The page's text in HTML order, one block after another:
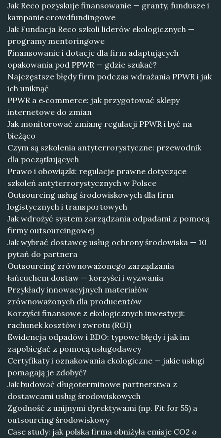
Jak Reco pozyskuje finansowanie — granty, fundusze i
kampanie crowdfundingowe
Jak Fundacja Reco szkoli liderów ekologicznych —
programy mentoringowe
Finansowanie i dotacje dla firm adaptujących
opakowania pod PPWR — gdzie szukać?
Najczęstsze błędy firm podczas wdrażania PPWR i jak
ich uniknąć
PPWR a e‑commerce: jak przygotować sklepy
internetowe do zmian
Jak monitorować zmianę regulacji PPWR i być na
bieżąco
Czym są szkolenia antyterrorystyczne: przewodnik
dla początkujących
Prawo i obowiązki: regulacje prawne dotyczące
szkoleń antyterrorystycznych w Polsce
Outsourcing usług środowiskowych dla firm
logistycznych i transportowych
Jak wdrożyć system zarządzania odpadami z pomocą
firmy outsourcingowej
Jak wybrać dostawcę usług ochrony środowiska — 10
pytań do partnera
Outsourcing zrównoważonego zarządzania
łańcuchem dostaw — korzyści i wyzwania
Przykłady innowacyjnych materiałów
zrównoważonych dla producentów
Korzyści finansowe z ekologicznych inwestycji:
rachunek kosztów i zwrotu (ROI)
Ewidencja odpadów i BDO: typowe błędy i jak im
zapobiegać z pomocą usługodawcy
Certyfikaty i oznakowania ekologiczne — jakie usługi
pomagają je zdobyć?
Jak budować długoterminowe partnerstwa z
dostawcami usług środowiskowych
Zgodność z unijnymi dyrektywami (np. Fit for 55) a
outsourcing środowiskowy
Case study: jak polska firma obniżyła emisje CO2 o